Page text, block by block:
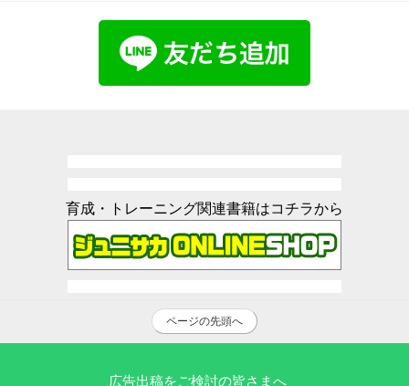
育成・トレーニング関連書籍はコチラから
ページの先頭へ
広告出稿をご検討の皆さまへ